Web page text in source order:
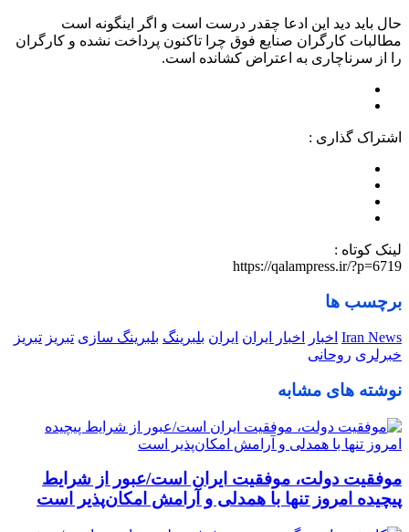
حال باید دید این ادعا چقدر درست است و اگر اینگونه است
مطالبات کارگران صنایع فوق چرا تاکنون پرداخت نشده و کارگران
را از سرناچاری به اعتراض کشانده است.
اشتراک گذاری :
لینک کوتاه :
https://qalampress.ir/?p=6719
برچسب ها
Iran News اخبار اخبار ایران ایران بلبرینگ بلبرینگ سازی تبریز تبریز
خبرلری روحانی
نوشته های مشابه
موفقیت دولت، موفقیت ایران است/عبور از شرایط
پیچیده امروز تنها با همدلی و آرامش امکان‌پذیر است